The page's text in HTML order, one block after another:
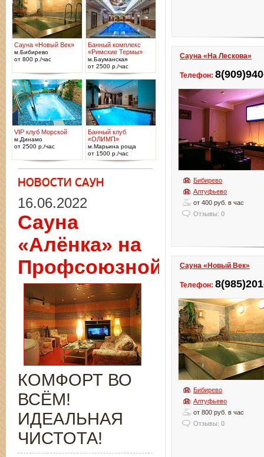
Сауна «На Лескова»
Телефон:
Бибирево
Алтуфьево
от 400 руб. в час
Отзывы: 0
Сауна «Новый Век»
Телефон:
Бибирево
Алтуфьево
от 800 руб. в час
Отзывы: 0
Сауна «Новый Век»
м.Бибирево
от 800 р./час
Банный комплекс
«Римские Термы»
м.Бауманская
от 2500 р./час
VIP клуб Морской
м.Динамо
от 2500 р./час
Банный клуб
«ОЛИМП»
м.Марьина роща
от 1500 р./час
16.06.2022
Сауна
«Алёнка» на
Профсоюзной
КОМФОРТ ВО
ВСЁМ!
ИДЕАЛЬНАЯ
ЧИСТОТА!